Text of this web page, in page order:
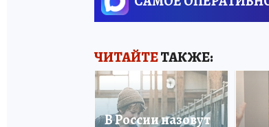
ЧИТАЙТЕТАКЖЕ:
В России назовут